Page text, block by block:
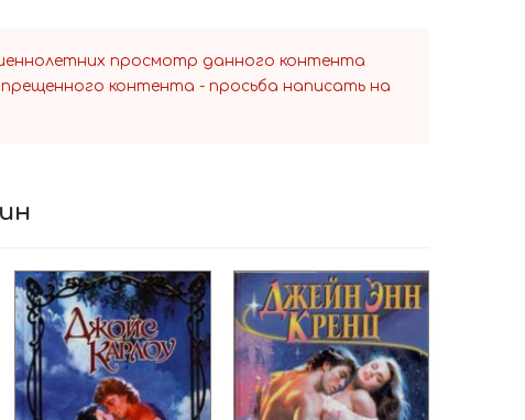
просмотр данного контента
контента - просьба написать на